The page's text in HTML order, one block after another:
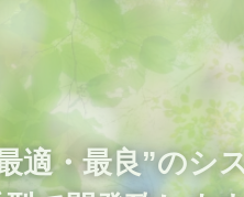
適・最良”のシ